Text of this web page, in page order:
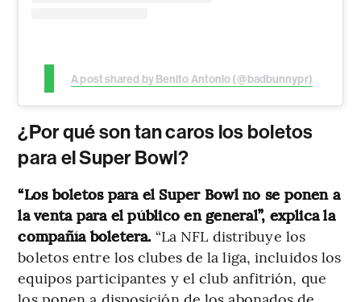
A post shared by Benito Antonio (@badbunnypr)
¿Por qué son tan caros los boletos
para el Super Bowl?
“Los boletos para el Super Bowl no se ponen a
la venta para el público en general”, explica la
compañía boletera. “La NFL distribuye los
boletos entre los clubes de la liga, incluidos los
equipos participantes y el club anfitrión, que